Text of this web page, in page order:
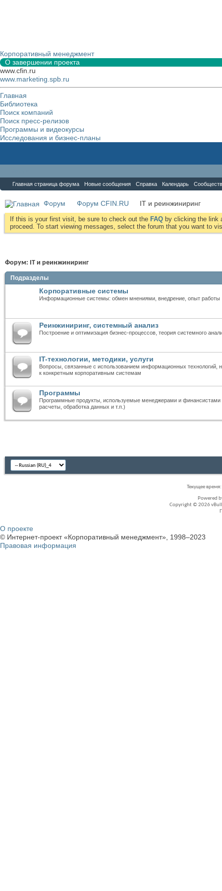
Корпоративный менеджмент
О завершении проекта
www.cfin.ru
www.marketing.spb.ru
Главная
Библиотека
Поиск компаний
Поиск пресс-релизов
Программы и видеокурсы
Исследования и бизнес-планы
Главная страница форума Новые сообщения Справка Календарь
Форум Форум CFIN.RU IT и реинжиниринг
If this is your first visit, be sure to check out the FAQ by clicking the link
proceed. To start viewing messages, select the forum that you want to
Форум: IT и реинжиниринг
Подразделы
Корпоративные системы
Информационные системы: обмен мнениями, внедрение, опыт работы
Реинжиниринг, системный анализ
Построение и оптимизация бизнес-процессов, теория системного
IT-технологии, методики, услуги
Вопросы, связанные с использованием информационных технологий,
к конкретным корпоративным системам
Программы
Программные продукты, используемые менеджерами и финансистами
расчеты, обработка данных и т.п.)
Текущее время:
Powered
Copyright © 2026
О проекте
© Интернет-проект «Корпоративный менеджмент», 1998–2023
Правовая информация